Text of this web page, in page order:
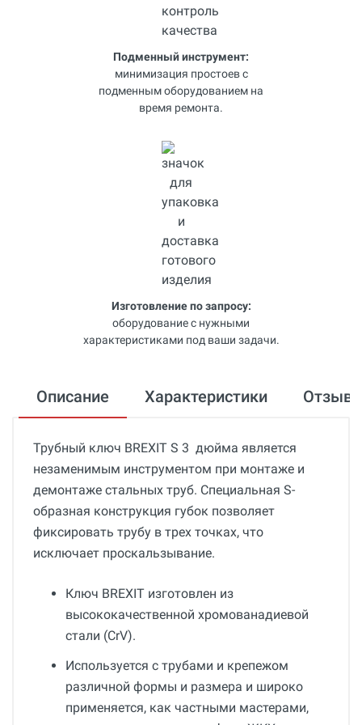
Подменный инструмент:
минимизация простоев с
подменным оборудованием на
время ремонта.
Изготовление по запросу:
оборудование с нужными
характеристиками под ваши задачи.
Описание Характеристики
Трубный ключ BREXIT S 3 дюйма является
незаменимым инструментом при монтаже и
демонтаже стальных труб. Специальная S-
образная конструкция губок позволяет
фиксировать трубу в трех точках, что
исключает проскальзывание.
Ключ BREXIT изготовлен из
высококачественной хромованадиевой
стали (CrV).
Используется с трубами и крепежом
различной формы и размера и широко
применяется, как частными мастерами,